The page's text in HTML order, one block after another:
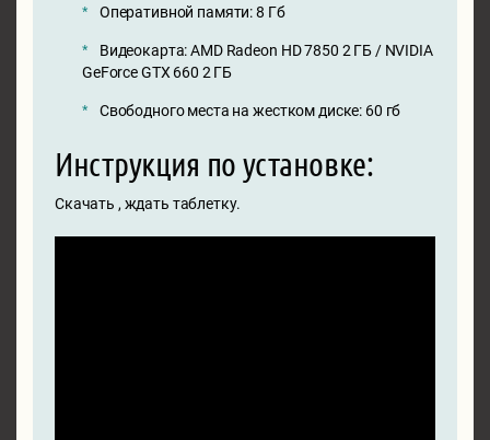
Оперативной памяти: 8 Гб
Видеокарта: AMD Radeon HD 7850 2 ГБ / NVIDIA
GeForce GTX 660 2 ГБ
Свободного места на жестком диске: 60 гб
Инструкция по установке:
Скачать , ждать таблетку.